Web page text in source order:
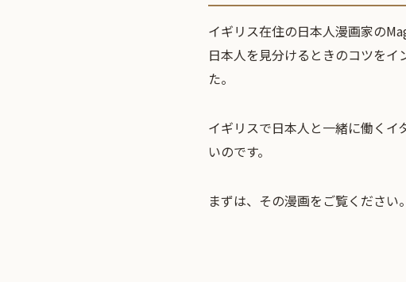
イギリス在住の日本人漫画家の
日本人を見分けるときのコツを
た。
イギリスで日本人と一緒に働くイ
いのです。
まずは、その漫画をご覧ください。